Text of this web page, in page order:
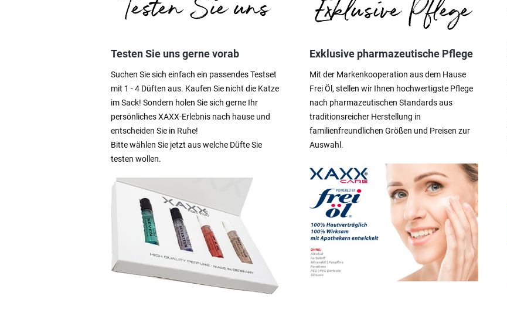
Testen Sie uns gerne vorab
Suchen Sie sich einfach ein passendes Testset
mit 1 - 4 Düften aus. Kaufen Sie nicht die Katze
im Sack! Sondern holen Sie sich gerne Ihr
persönliches XAXX-Erlebnis nach hause und
entscheiden Sie in Ruhe!
Bitte wählen Sie jetzt aus welche Düfte Sie
testen wollen.
Exklusive pharmazeutische Pflege
Mit der Markenkooperation aus dem Hause
Frei Öl, stellen wir Ihnen hochwertigste Pflege
nach pharmazeutischen Standards aus
traditionsreicher Herstellung in
familienfreundlichen Größen und Preisen zur
Auswahl.